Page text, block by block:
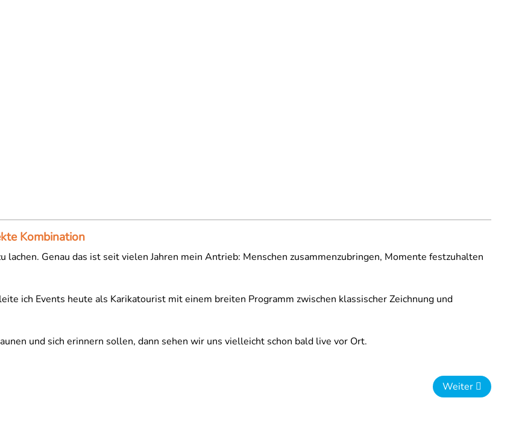
Kombination
Genau das ist seit vielen Jahren mein Antrieb: Menschen zusammenzubringen, Momente festzuhalten
ich Events heute als Karikatourist mit einem breiten Programm zwischen klassischer Zeichnung und
und sich erinnern sollen, dann sehen wir uns vielleicht schon bald live vor Ort.
Nächster
Weiter